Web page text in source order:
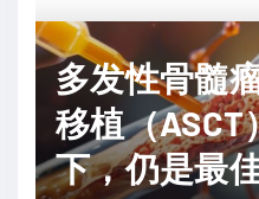
靶
向
突
破
突
破
性
进
多发性骨髓
移植（
下，仍是最